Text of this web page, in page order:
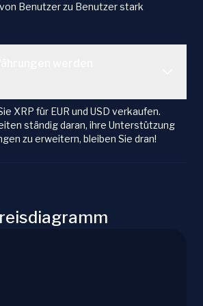
Benutzer zu Benutzer stark
XRP für EUR und USD verkaufen.
ständig daran, ihre Unterstützung
zu erweitern, bleiben Sie dran!